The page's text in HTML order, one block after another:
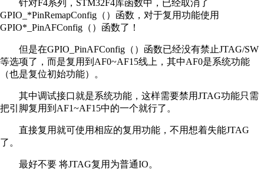
针对F4系列，STM32F4库函数中，已经取消了
GPIO_*PinRemapConfig（）函数，对于复用功能使用
GPIO*_PinAFConfig（）函数了！
但是在GPIO_PinAFConfig（）函数已经没有禁止JTAG/SW
等选项了，而是复用到AF0~AF15线上，其中AF0是系统功能
（也是复位初始功能）。
其中调试接口就是系统功能，这样需要禁用JTAG功能只需
把引脚复用到AF1~AF15中的一个就行了。
直接复用就可使用相应的复用功能，不用想着失能JTAG
了。
最好不要 将JTAG复用为普通IO。